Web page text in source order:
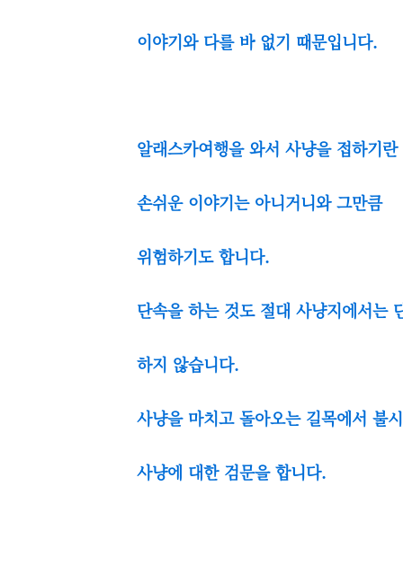
이야기와 다를 바 없기 때문입니다.
알래스카여행을 와서 사냥을 접하기란
손쉬운 이야기는 아니거니와 그만큼
위험하기도 합니다.
단속을 하는 것도 절대 사냥지에서는
하지 않습니다.
사냥을 마치고 돌아오는 길목에서 불
사냥에 대한 검문을 합니다.